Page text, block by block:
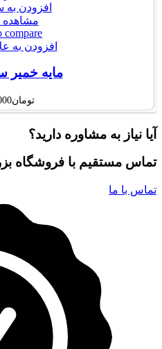
افزودن به
مشاهده
compare
افزودن به
مایه خمیر
تومان
آیا نیاز به مشاوره دارید؟
تماس مستقیم با فروشگاه
تماس با ما